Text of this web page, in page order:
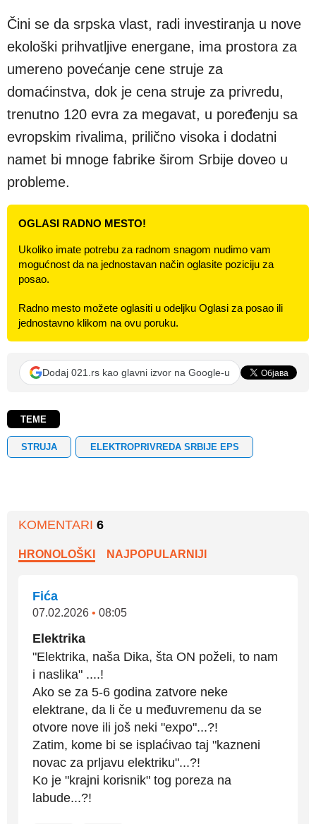
Čini se da srpska vlast, radi investiranja u nove
ekološki prihvatljive energane, ima prostora za
umereno povećanje cene struje za
domaćinstva, dok je cena struje za privredu,
trenutno 120 evra za megavat, u poređenju sa
evropskim rivalima, prilično visoka i dodatni
namet bi mnoge fabrike širom Srbije doveo u
probleme.
OGLASI RADNO MESTO!
Ukoliko imate potrebu za radnom snagom nudimo vam
mogućnost da na jednostavan način oglasite poziciju za
posao.
Radno mesto možete oglasiti u odeljku Oglasi za posao ili
jednostavno klikom na ovu poruku.
Dodaj 021.rs kao glavni izvor na Google-u
TEME
STRUJA ELEKTROPRIVREDA SRBIJE EPS
KOMENTARI 6
HRONOLOŠKI NAJPOPULARNIJI
Fića
07.02.2026 • 08:05
Elektrika
"Elektrika, naša Dika, šta ON poželi, to nam
i naslika" ....!
Ako se za 5-6 godina zatvore neke
elektrane, da li če u međuvremenu da se
otvore nove ili još neki "expo"...?!
Zatim, kome bi se isplaćivao taj "kazneni
novac za prljavu elektriku"...?!
Ko je "krajni korisnik" tog poreza na
labude...?!